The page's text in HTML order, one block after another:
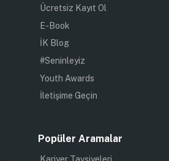
Ücretsiz Kayıt Ol
E-Book
İK Blog
#Seninleyiz
Youth Awards
İletişime Geçin
Popüler Aramalar